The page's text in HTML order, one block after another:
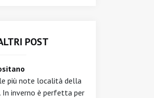
POST
più note località della
In inverno è perfetta per